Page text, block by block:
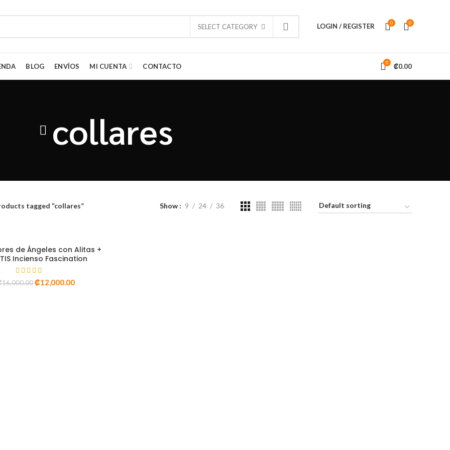
SELECT CATEGORY LOGIN / REGISTER 0 0
BLOG ENVÍOS MI CUENTA CONTACTO 0 ₡0.00
collares
tagged “collares” Show 9 24 36
SELECT OPTIONS
VISTA RÁPIDA
de Ángeles con Alitas +
Incienso Fascination
16,000.00 ₡12,000.00
de los artículos del lejano oriente. Estamos fascinados con los colores y
para embellecer tu hogar y tu apariencia.
7165-9676
INFORMACIÓN